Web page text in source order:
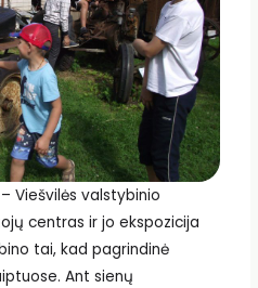
Viešvilės valstybinio
centras ir jo ekspozicija
tai, kad pagrindinė
Ant sienų